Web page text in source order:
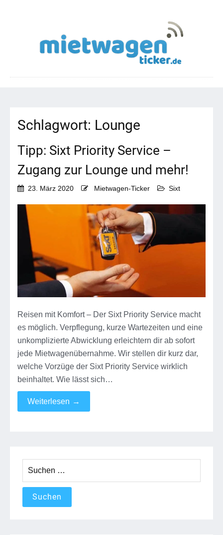
Schlagwort: Lounge
Tipp: Sixt Priority Service –
Zugang zur Lounge und mehr!
23. März 2020 Mietwagen-Ticker Sixt
Reisen mit Komfort – Der Sixt Priority Service macht
es möglich. Verpflegung, kurze Wartezeiten und eine
unkomplizierte Abwicklung erleichtern dir ab sofort
jede Mietwagenübernahme. Wir stellen dir kurz dar,
welche Vorzüge der Sixt Priority Service wirklich
beinhaltet. Wie lässt sich…
Weiterlesen →